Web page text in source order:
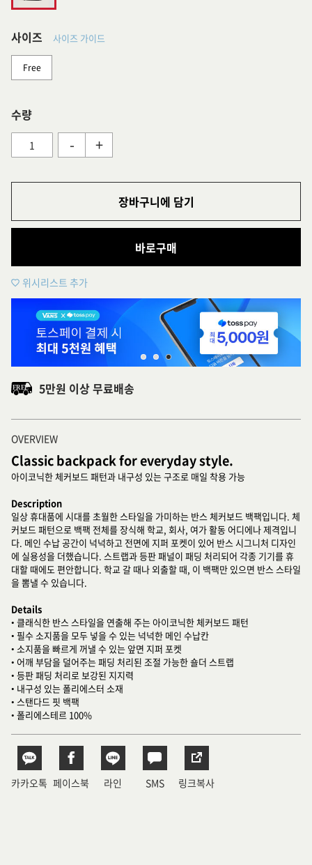
사이즈 사이즈 가이드
Free
수량
- +
장바구니에 담기
바로구매
위시리스트 추가
5만원 이상 무료배송
OVERVIEW
Classic backpack for everyday style.
아이코닉한 체커보드 패턴과 내구성 있는 구조로 매일 착용 가능
Description
일상 휴대품에 시대를 초월한 스타일을 가미하는 반스 체커보드 백팩입니다. 체
커보드 패턴으로 백팩 전체를 장식해 학교, 회사, 여가 활동 어디에나 제격입니
다. 메인 수납 공간이 넉넉하고 전면에 지퍼 포켓이 있어 반스 시그니처 디자인
에 실용성을 더했습니다. 스트랩과 등판 패널이 패딩 처리되어 각종 기기를 휴
대할 때에도 편안합니다. 학교 갈 때나 외출할 때, 이 백팩만 있으면 반스 스타일
을 뽐낼 수 있습니다.
Details
• 클래식한 반스 스타일을 연출해 주는 아이코닉한 체커보드 패턴
• 필수 소지품을 모두 넣을 수 있는 넉넉한 메인 수납칸
• 소지품을 빠르게 꺼낼 수 있는 앞면 지퍼 포켓
• 어깨 부담을 덜어주는 패딩 처리된 조절 가능한 숄더 스트랩
• 등판 패딩 처리로 보강된 지지력
• 내구성 있는 폴리에스터 소재
• 스탠다드 핏 백팩
• 폴리에스테르 100%
카카오톡 페이스북 라인 SMS 링크복사